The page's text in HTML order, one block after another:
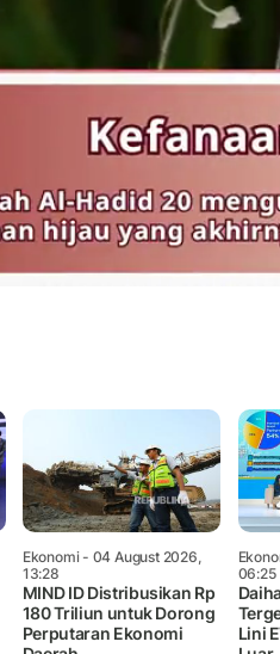
Ekonomi- 04 August 2026,
13:28
MIND ID Distribusikan Rp
180 Triliun untuk Dorong
Perputaran Ekonomi
06:25
Lini